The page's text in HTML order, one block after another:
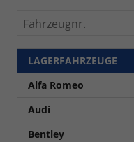
Fahrzeugnr.
LAGERFAHRZEUGE
Alfa Romeo
Audi
Bentley